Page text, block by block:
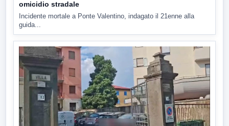
omicidio stradale
Incidente mortale a Ponte Valentino, indagato il 21enne alla
guida...